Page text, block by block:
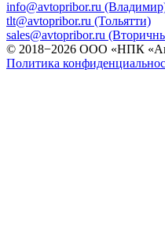
info@avtopribor.ru
tlt@avtopribor.ru (Тольятти)
sales@avtopribor.ru
© 2018−2026 ООО «НПК
Политика